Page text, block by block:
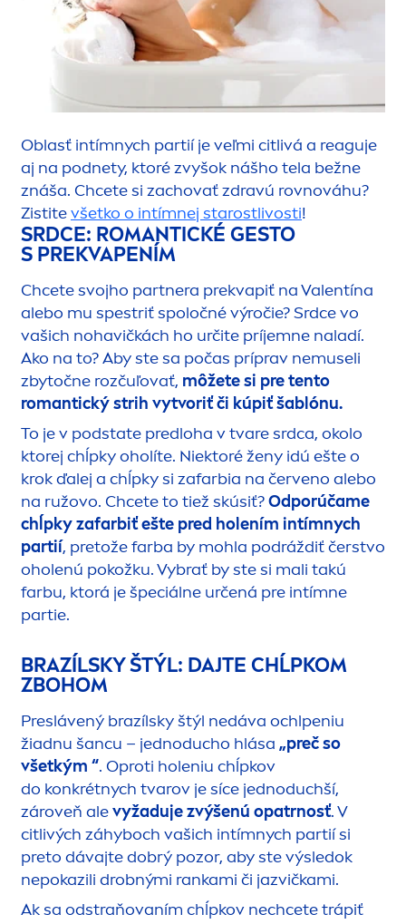
Oblasť intímnych partií je veľmi citlivá a reaguje
aj na podnety, ktoré zvyšok nášho tela bežne
znáša. Chcete si zachovať zdravú rovnováhu?
Zistitevšetko o intímnej starostlivosti!
SRDCE: ROMANTICKÉ GESTO
S PREKVAPENÍM
Chcete svojho partnera prekvapiť na Valentína
alebo mu spestriť spoločné výročie? Srdce vo
vašich nohavičkách ho určite príjemne naladí.
Ako na to? Aby ste sa počas príprav nemuseli
zbytočne rozčuľovať, môžete si pre tento
romantický strih vytvoriť či kúpiť šablónu.
To je v podstate predloha v tvare srdca, okolo
ktorej chĺpky oholíte. Niektoré ženy idú ešte o
krok ďalej a chĺpky si zafarbia na červeno alebo
na ružovo. Chcete to tiež skúsiť?Odporúčame
chĺpky zafarbiť ešte pred holením intímnych
partií, pretože farba by mohla podráždiť čerstvo
oholenú pokožku. Vybrať by ste si mali takú
farbu, ktorá je špeciálne určená pre intímne
partie.
BRAZÍLSKY ŠTÝL: DAJTE CHĹPKOM
ZBOHOM
Preslávený brazílsky štýl nedáva ochlpeniu
žiadnu šancu – jednoducho hlása „preč so
všetkým “. Oproti holeniu chĺpkov
do konkrétnych tvarov je síce jednoduchší,
zároveň alevyžaduje zvýšenú opatrnosť. V
citlivých záhyboch vašich intímnych partií si
preto dávajte dobrý pozor, aby ste výsledok
nepokazili drobnými rankami či jazvičkami.
Ak sa odstraňovaním chĺpkov nechcete trápiť